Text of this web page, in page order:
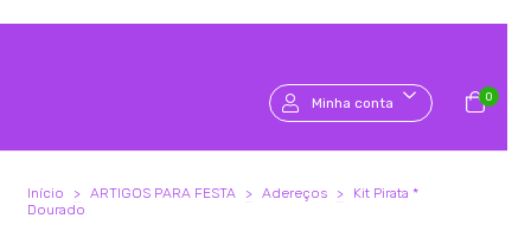
Minha conta 0
Início > ARTIGOS PARA FESTA > Adereços >
Kit Pirata *
Dourado